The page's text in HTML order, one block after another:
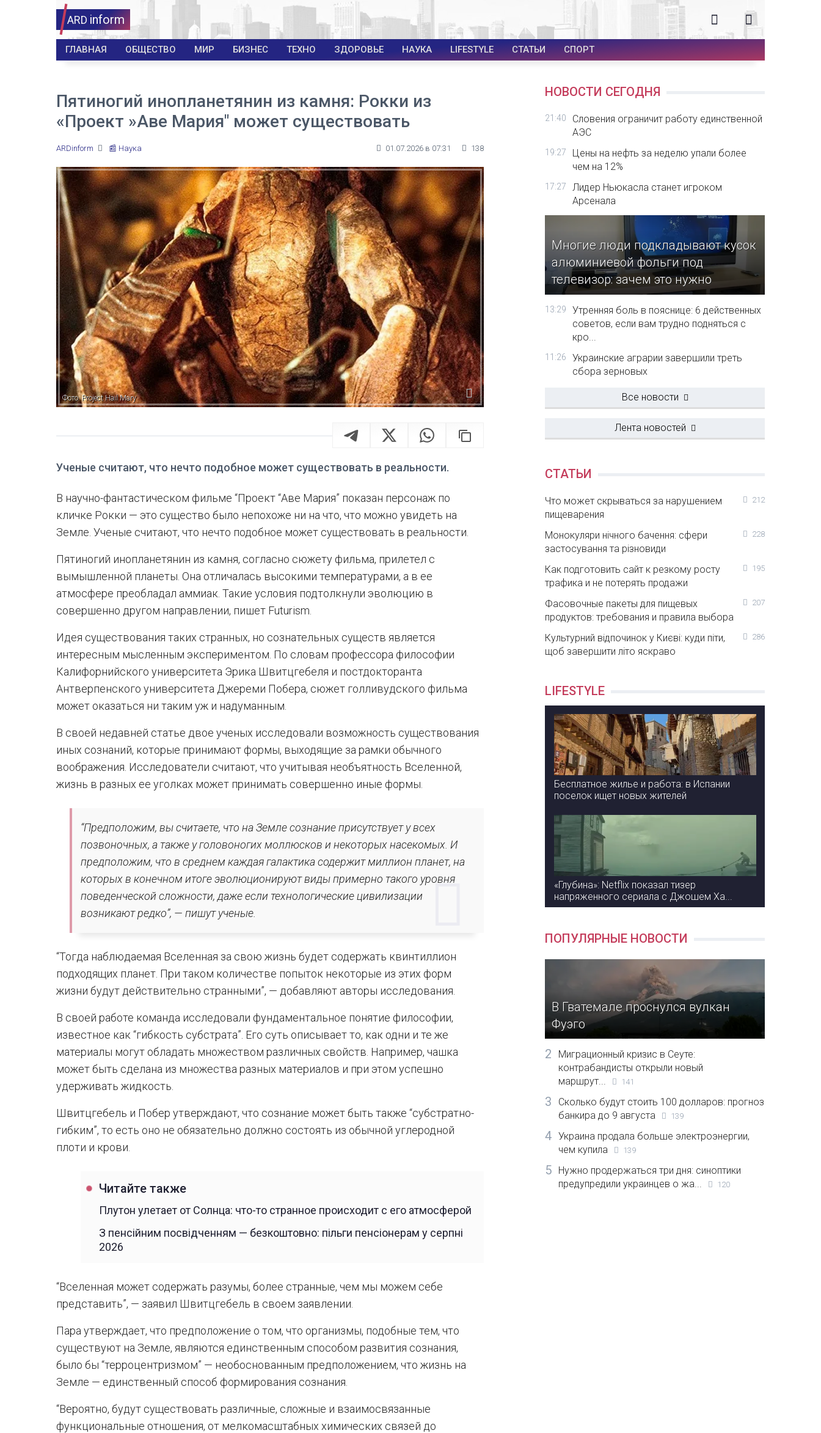
ARD inform
ГЛАВНАЯ ОБЩЕСТВО МИР БИЗНЕС ТЕХНО ЗДОРОВЬЕ НАУКА LIFESTYLE СТАТЬИ СПОРТ
Пятиногий инопланетянин из камня: Рокки из
«Проект »Аве Мария″ может существовать
ARDinform 📰 Наука 01.07.2026 в 07:31 138
Фото: Project Hail Mary
Ученые считают, что нечто подобное может существовать в реальности.
В научно-фантастическом фильме “Проект “Аве Мария” показан персонаж по
кличке Рокки — это существо было непохоже ни на что, что можно увидеть на
Земле. Ученые считают, что нечто подобное может существовать в реальности.
Пятиногий инопланетянин из камня, согласно сюжету фильма, прилетел с
вымышленной планеты. Она отличалась высокими температурами, а в ее
атмосфере преобладал аммиак. Такие условия подтолкнули эволюцию в
совершенно другом направлении, пишет Futurism.
Идея существования таких странных, но сознательных существ является
интересным мысленным экспериментом. По словам профессора философии
Калифорнийского университета Эрика Швитцгебеля и постдокторанта
Антверпенского университета Джереми Побера, сюжет голливудского фильма
может оказаться ни таким уж и надуманным.
В своей недавней статье двое ученых исследовали возможность существования
иных сознаний, которые принимают формы, выходящие за рамки обычного
воображения. Исследователи считают, что учитывая необъятность Вселенной,
жизнь в разных ее уголках может принимать совершенно иные формы.
“Предположим, вы считаете, что на Земле сознание присутствует у всех
позвоночных, а также у головоногих моллюсков и некоторых насекомых. И
предположим, что в среднем каждая галактика содержит миллион планет, на
которых в конечном итоге эволюционируют виды примерно такого уровня
поведенческой сложности, даже если технологические цивилизации
возникают редко”, — пишут ученые.
“Тогда наблюдаемая Вселенная за свою жизнь будет содержать квинтиллион
подходящих планет. При таком количестве попыток некоторые из этих форм
жизни будут действительно странными”, — добавляют авторы исследования.
В своей работе команда исследовали фундаментальное понятие философии,
известное как “гибкость субстрата”. Его суть описывает то, как одни и те же
материалы могут обладать множеством различных свойств. Например, чашка
может быть сделана из множества разных материалов и при этом успешно
удерживать жидкость.
Швитцгебель и Побер утверждают, что сознание может быть также “субстратно-
гибким”, то есть оно не обязательно должно состоять из обычной углеродной
плоти и крови.
Читайте также
Плутон улетает от Солнца: что-то странное происходит с его атмосферой
З пенсійним посвідченням — безкоштовно: пільги пенсіонерам у серпні
2026
“Вселенная может содержать разумы, более странные, чем мы можем себе
представить”, — заявил Швитцгебель в своем заявлении.
Пара утверждает, что предположение о том, что организмы, подобные тем, что
существуют на Земле, являются единственным способом развития сознания,
было бы “терроцентризмом” — необоснованным предположением, что жизнь на
Земле — единственный способ формирования сознания.
“Вероятно, будут существовать различные, сложные и взаимосвязанные
функциональные отношения, от мелкомасштабных химических связей до
НОВОСТИ СЕГОДНЯ
21:40
Словения ограничит работу единственной
АЭС
19:27
Цены на нефть за неделю упали более
чем на 12%
17:27
Лидер Ньюкасла станет игроком
Арсенала
Многие люди подкладывают кусок
алюминиевой фольги под
телевизор: зачем это нужно
13:29
Утренняя боль в пояснице: 6 действенных
советов, если вам трудно подняться с
кро...
11:26
Украинские аграрии завершили треть
сбора зерновых
Все новости
Лента новостей
СТАТЬИ
Что может скрываться за нарушением
пищеварения
212
Монокуляри нічного бачення: сфери
застосування та різновиди
228
Как подготовить сайт к резкому росту
трафика и не потерять продажи
195
Фасовочные пакеты для пищевых
продуктов: требования и правила выбора
207
Культурний відпочинок у Києві: куди піти,
щоб завершити літо яскраво
286
LIFESTYLE
Бесплатное жилье и работа: в Испании
поселок ищет новых жителей
«Глубина»: Netflix показал тизер
напряженного сериала с Джошем Ха...
ПОПУЛЯРНЫЕ НОВОСТИ
В Гватемале проснулся вулкан
Фуэго
2
Миграционный кризис в Сеуте:
контрабандисты открыли новый
маршрут...
141
3
Сколько будут стоить 100 долларов: прогноз
банкира до 9 августа
139
4
Украина продала больше электроэнергии,
чем купила
139
5
Нужно продержаться три дня: синоптики
предупредили украинцев о жа...
120